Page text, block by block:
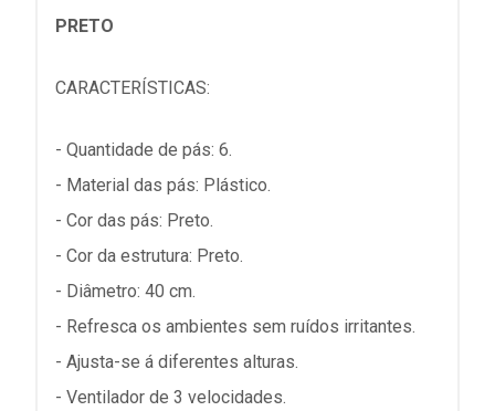
PRETO
CARACTERÍSTICAS:
- Quantidade de pás: 6.
- Material das pás: Plástico.
- Cor das pás: Preto.
- Cor da estrutura: Preto.
- Diâmetro: 40 cm.
- Refresca os ambientes sem ruídos irritantes.
- Ajusta-se á diferentes alturas.
- Ventilador de 3 velocidades.